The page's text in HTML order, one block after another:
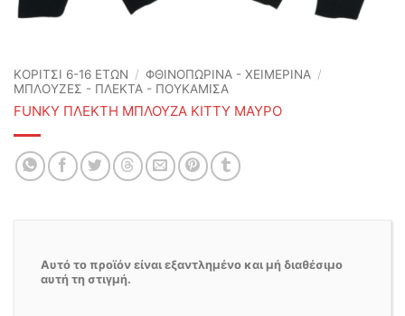
ΚΟΡΙΤΣΙ 6-16 ΕΤΩΝ / ΦΘΙΝΟΠΩΡΙΝΆ - ΧΕΙΜΕΡΙΝΆ /
ΜΠΛΟΥΖΕΣ - ΠΛΕΚΤΑ - ΠΟΥΚΑΜΙΣΑ
FUNKY ΠΛΕΚΤΗ ΜΠΛΟΥΖΑ KITTY ΜΑΥΡΟ
Αυτό το προϊόν είναι εξαντλημένο και μή διαθέσιμο
αυτή τη στιγμή.